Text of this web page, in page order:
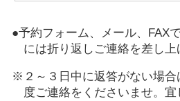
●予約フォーム、メール、FAX
には折り返しご連絡を差し上
※２～３日中に返答がない場合
度ご連絡をくださいませ。